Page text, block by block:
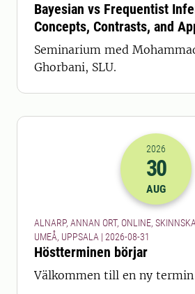
Bayesian vs Frequentist
Concepts, Contrasts, and
Seminarium med
Ghorbani, SLU.
2026-30-
2026
30
AUG
ALNARP, ANNAN ORT, ONLINE,
UMEÅ, UPPSALA | 2026-08-31
Höstterminen börjar
Välkommen till en ny termin